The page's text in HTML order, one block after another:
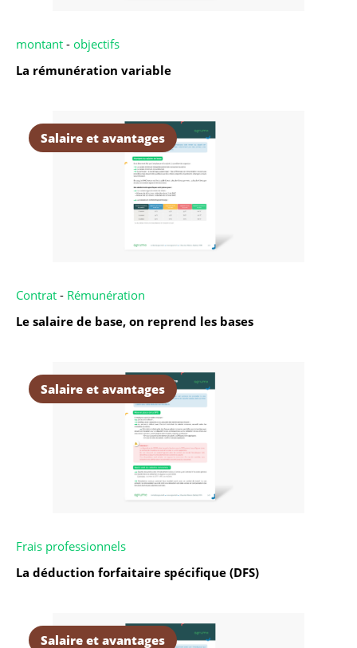
montant - objectifs
La rémunération variable
Salaire et avantages
Contrat - Rémunération
Le salaire de base, on reprend les bases
Salaire et avantages
Frais professionnels
La déduction forfaitaire spécifique (DFS)
Salaire et avantages